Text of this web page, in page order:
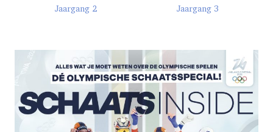
Jaargang 2 Jaargang 3